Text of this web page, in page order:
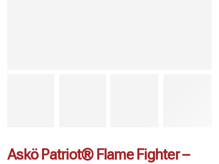
Askö Patriot® Flame Fighter –